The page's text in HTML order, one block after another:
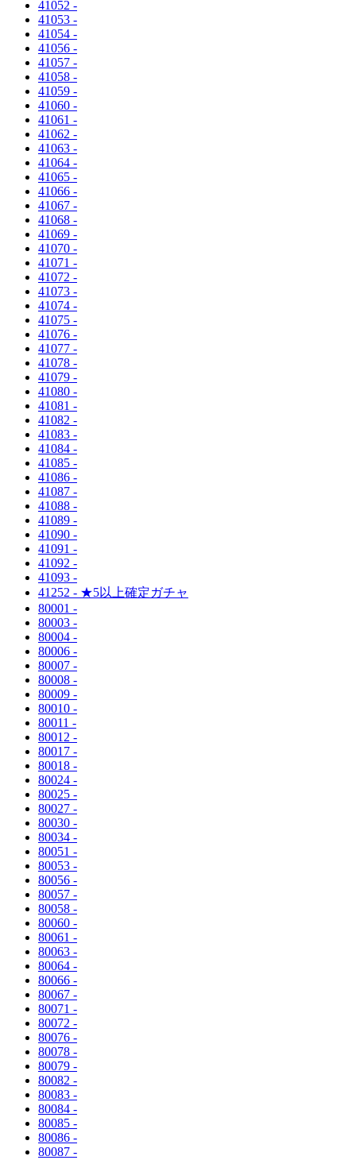
41052 -
41053 -
41054 -
41056 -
41057 -
41058 -
41059 -
41060 -
41061 -
41062 -
41063 -
41064 -
41065 -
41066 -
41067 -
41068 -
41069 -
41070 -
41071 -
41072 -
41073 -
41074 -
41075 -
41076 -
41077 -
41078 -
41079 -
41080 -
41081 -
41082 -
41083 -
41084 -
41085 -
41086 -
41087 -
41088 -
41089 -
41090 -
41091 -
41092 -
41093 -
41252 - ★5以上確定ガチャ
80001 -
80003 -
80004 -
80006 -
80007 -
80008 -
80009 -
80010 -
80011 -
80012 -
80017 -
80018 -
80024 -
80025 -
80027 -
80030 -
80034 -
80051 -
80053 -
80056 -
80057 -
80058 -
80060 -
80061 -
80063 -
80064 -
80066 -
80067 -
80071 -
80072 -
80076 -
80078 -
80079 -
80082 -
80083 -
80084 -
80085 -
80086 -
80087 -